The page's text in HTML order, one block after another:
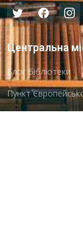
Центральна
Блог бібліотеки
Пункт
Онлайн-